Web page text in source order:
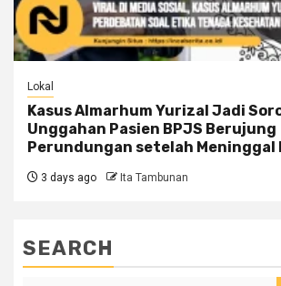
Lokal
Kasus Almarhum Yurizal Jadi
Unggahan Pasien BPJS Berujung
Perundungan setelah Meninggal
3 days ago Ita Tambunan
SEARCH